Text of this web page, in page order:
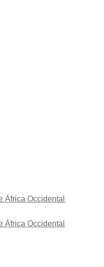
África Occidental
África Occidental